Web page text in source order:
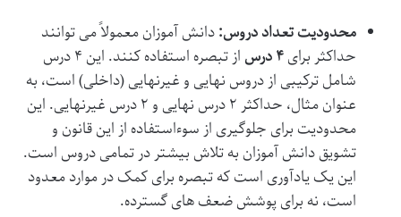
محدودیت تعداد دروس:دانش آموزان معمولاً می توانند
حداکثر برای۴ درس
از تبصره استفاده کنند. این ۴ درس
شامل ترکیبی از دروس نهایی و غیرنهایی (داخلی) است، به
عنوان مثال، حداکثر ۲ درس نهایی و ۲ درس غیرنهایی. این
محدودیت برای جلوگیری از سوءاستفاده از این قانون و
تشویق دانش آموزان به تلاش بیشتر در تمامی دروس است.
این یک یادآوری است که تبصره برای کمک در موارد معدود
است، نه برای پوشش ضعف های گسترده.